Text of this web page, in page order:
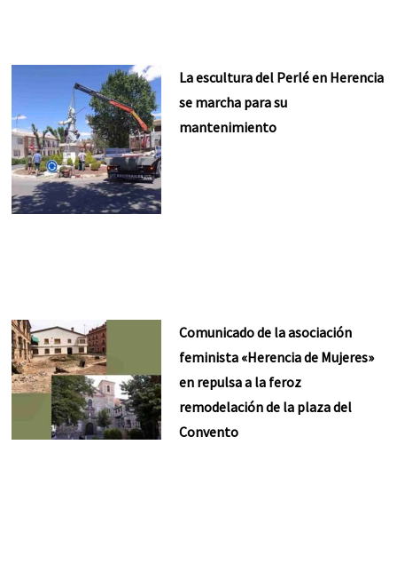
La escultura del Perlé en Herencia
se marcha para su
mantenimiento
Comunicado de la asociación
feminista «Herencia de Mujeres»
en repulsa a la feroz
remodelación de la plaza del
Convento